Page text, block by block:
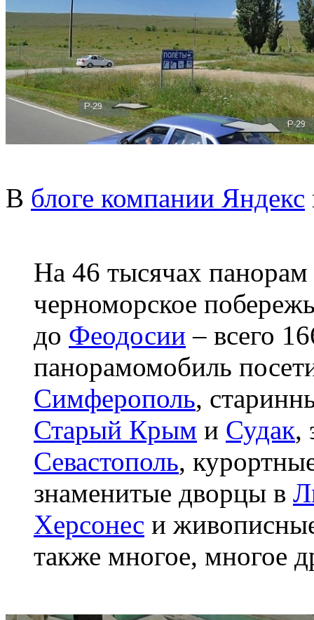
В блоге компании Яндекс
На 46 тысячах
черноморское
до Феодосии – всего
панорамомобиль
Симферополь,
Старый Крым и Судак,
Севастополь,
знаменитые дворцы в
Херсонес и
также многое, многое